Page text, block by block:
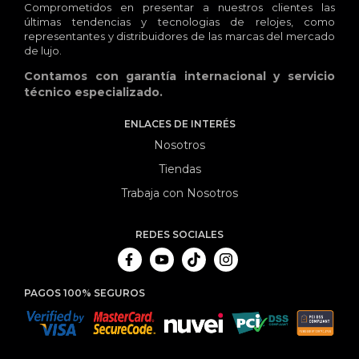
Comprometidos en presentar a nuestros clientes las
últimas tendencias y tecnologias de relojes, como
representantes y distribuidores de las marcas del mercado
de lujo.
Contamos con garantía internacional y servicio
técnico especializado.
ENLACES DE INTERÉS
Nosotros
Tiendas
Trabaja con Nosotros
REDES SOCIALES
PAGOS 100% SEGUROS